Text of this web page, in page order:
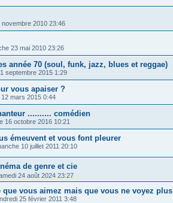
novembre 2010 23:46
23 mai 2010 23:26
année 70 (soul, funk, jazz, blues et reggae)
septembre 2015 1:29
vous apaiser ?
12 mars 2015 0:44
.......... comédien
16 octobre 2016 10:21
émeuvent et vous font pleurer
10 juillet 2011 20:10
de genre et cie
24 août 2024 23:27
vous aimez mais que vous ne voyez plus
25 février 2011 3:48